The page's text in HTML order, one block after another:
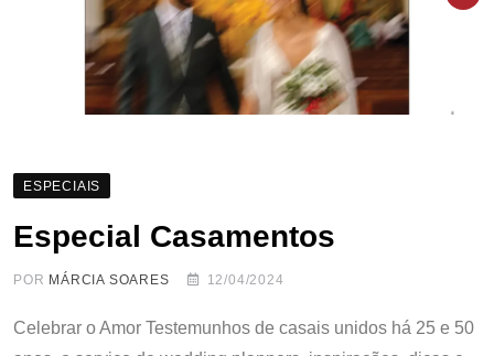
ESPECIAIS
Especial Casamentos
POR MÁRCIA SOARES 12/04/2024
Celebrar o Amor Testemunhos de casais unidos há 25 e 50